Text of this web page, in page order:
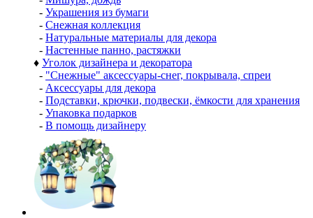
- Украшения из бумаги
- Снежная коллекция
- Натуральные материалы для декора
- Настенные панно, растяжки
♦ Уголок дизайнера и декоратора
- "Снежные" аксессуары-снег, покрывала, спреи
- Аксессуары для декора
- Подставки, крючки, подвески, ёмкости для хранения
- Упаковка подарков
- В помощь дизайнеру